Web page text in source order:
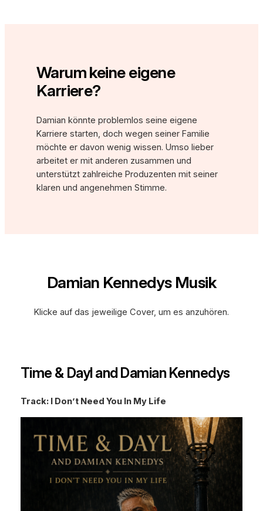
Warum keine eigene
Karriere?
Damian könnte problemlos seine eigene
Karriere starten, doch wegen seiner Familie
möchte er davon wenig wissen. Umso lieber
arbeitet er mit anderen zusammen und
unterstützt zahlreiche Produzenten mit seiner
klaren und angenehmen Stimme.
Damian Kennedys Musik
Klicke auf das jeweilige Cover, um es anzuhören.
Time & Dayl and Damian Kennedys
Track: I Don’t Need You In My Life